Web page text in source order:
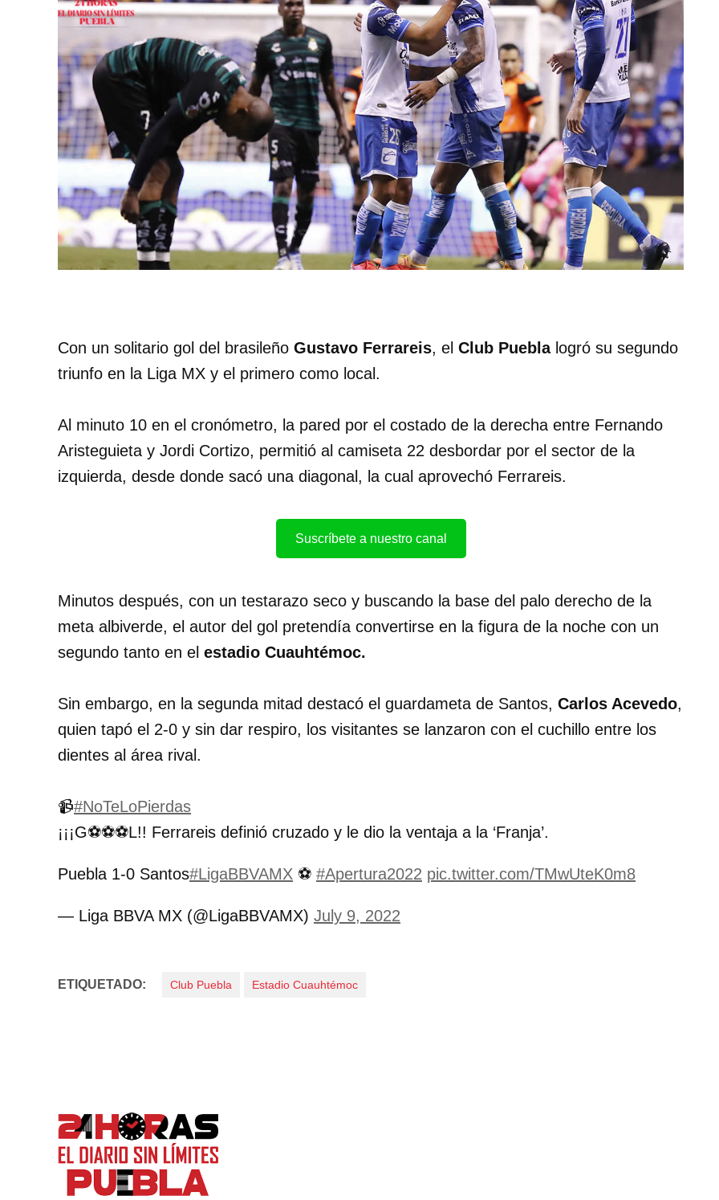
Con un solitario gol del brasileño Gustavo Ferrareis, el Club Pueblalogró su segundo
triunfo en la Liga MX y el primero como local.
Al minuto 10 en el cronómetro, la pared por el costado de la derecha entre Fernando
Aristeguieta y Jordi Cortizo, permitió al camiseta 22 desbordar por el sector de la
izquierda, desde donde sacó una diagonal, la cual aprovechó Ferrareis.
Suscríbete a nuestro canal
Minutos después, con un testarazo seco y buscando la base del palo derecho de la
meta albiverde, el autor del gol pretendía convertirse en la figura de la noche con un
segundo tanto en el estadio Cuauhtémoc.
Sin embargo, en la segunda mitad destacó el guardameta de Santos, Carlos Acevedo,
quien tapó el 2-0 y sin dar respiro, los visitantes se lanzaron con el cuchillo entre los
dientes al área rival.
📹#NoTeLoPierdas
¡¡¡G⚽⚽⚽L!! Ferrareis definió cruzado y le dio la ventaja a la ‘Franja’.
Puebla 1-0 Santos#LigaBBVAMX ⚽ #Apertura2022 pic.twitter.com/TMwUteK0m8
— Liga BBVA MX (@LigaBBVAMX) July 9, 2022
ETIQUETADO: Club Puebla Estadio Cuauhtémoc